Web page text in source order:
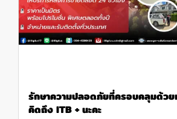
รักษาความปลอดภัยที่ครอบคลุมด้วย
คิดถึง ITB + นะคะ